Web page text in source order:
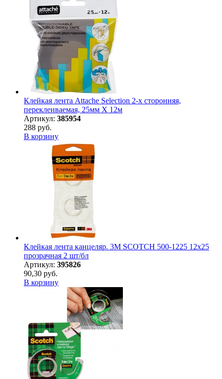
Клейкая лента Attache Selection 2-х сторонняя,
переклеиваемая, 25мм Х 12м
Артикул: 385954
288 руб.
В корзину
Клейкая лента канцеляр. 3M SCOTCH 500-1225 12х25
прозрачная 2 шт/бл
Артикул: 395826
90,30 руб.
В корзину